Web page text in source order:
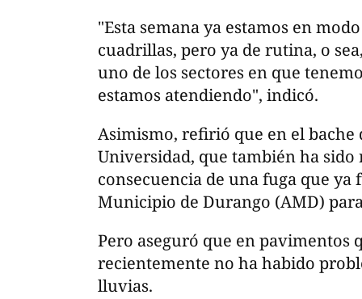
"Esta semana ya estamos en
cuadrillas, pero ya de rutina, o
uno de los sectores en que
estamos atendiendo", indicó.
Asimismo, refirió que en el
Universidad, que también ha
consecuencia de una fuga que ya
Municipio de Durango (AMD)
Pero aseguró que en pavimentos
recientemente no ha habido
lluvias.